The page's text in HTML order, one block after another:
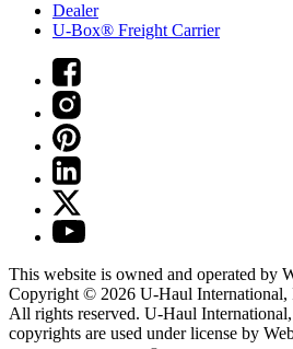
Dealer
U-Box® Freight Carrier
This website is owned and operated by
Copyright © 2026 U-Haul International,
All rights reserved. U-Haul
copyrights are used under license by